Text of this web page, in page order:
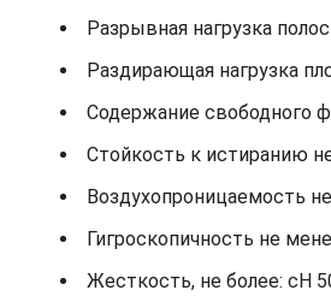
Разрывная нагрузка
Раздирающая нагрузка
Содержание свободного
Стойкость к истиранию
Воздухопроницаемость
Гигроскопичность не
Жесткость, не более: cH